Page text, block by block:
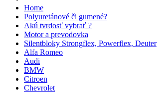
Home
Polyuretánové či gumené?
Akú tvrdosť vybrať ?
Motor a prevodovka
Silentbloky Strongflex, Powerflex, Deuter
Alfa Romeo
Audi
BMW
Citroen
Chevrolet